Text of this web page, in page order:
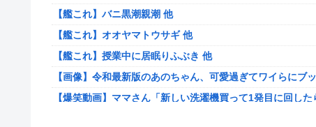
【艦これ】バニ黒潮親潮 他
【艦これ】オオヤマトウサギ 他
【艦これ】授業中に居眠りふぶき 他
【画像】令和最新版のあのちゃん、可愛過ぎてワイらに
【爆笑動画】ママさん「新しい洗濯機買って1発目に回